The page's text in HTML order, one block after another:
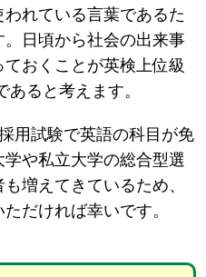
れている言葉であるた
日頃から社会の出来事
おくことが英検上位級
ると考えます。
用試験で英語の科目が免
や私立大学の総合型選
増えてきているため、
だければ幸いです。